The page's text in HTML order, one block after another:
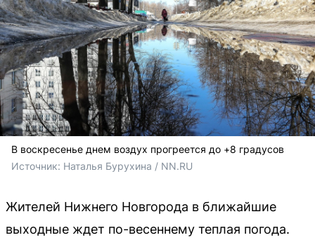
В воскресенье днем воздух прогреется до +8 градусов
Источник: Наталья Бурухина / NN.RU
Жителей Нижнего Новгорода в ближайшие
выходные ждет по-весеннему теплая погода.